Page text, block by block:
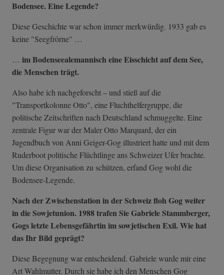
Bodensee. Eine Legende?
Diese Geschichte war schon immer merkwürdig. 1933 gab es
keine "Seegfrörne" …
… im Bodenseealemannisch eine Eisschicht auf dem See,
die Menschen trägt.
Also habe ich nachgeforscht – und stieß auf die
"Transportkolonne Otto", eine Fluchthelfergruppe, die
politische Zeitschriften nach Deutschland schmuggelte. Eine
zentrale Figur war der Maler Otto Marquard, der ein
Jugendbuch von Anni Geiger-Gog illustriert hatte und mit dem
Ruderboot politische Flüchtlinge ans Schweizer Ufer brachte.
Um diese Organisation zu schützen, erfand Gog wohl die
Bodensee-Legende.
Nach der Zwischenstation in der Schweiz floh Gog weiter
in die Sowjetunion. 1988 trafen Sie Gabriele Stammberger,
Gogs letzte Lebensgefährtin im sowjetischen Exil. Wie hat
das Ihr Bild geprägt?
Diese Begegnung war entscheidend. Gabriele wurde mir eine
Art Wahlmutter. Durch sie habe ich den Menschen Gog